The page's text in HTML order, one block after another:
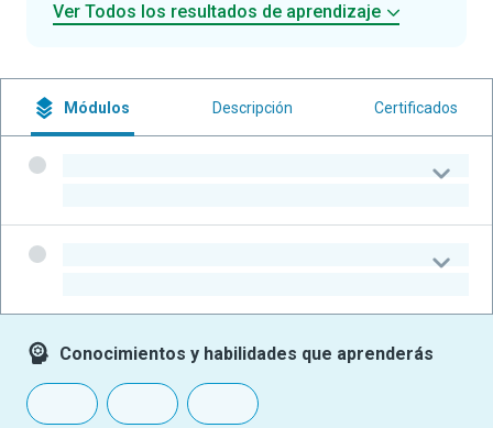
Ver Todos los resultados de aprendizaje
Módulos Descripción Certificados
Conocimientos y habilidades que aprenderás